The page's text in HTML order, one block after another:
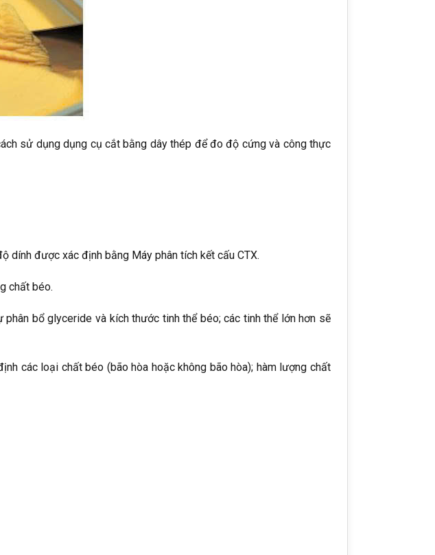
sử dụng dụng cụ cắt bằng dây thép để đo độ cứng và công thực
dính được xác định bằng Máy phân tích kết cấu CTX.
chất béo.
bổ glyceride và kích thước tinh thể béo; các tinh thể lớn hơn sẽ
các loại chất béo (bão hòa hoặc không bão hòa); hàm lượng chất